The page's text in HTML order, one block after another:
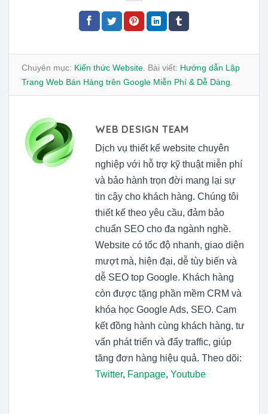
Chuyên mục: Kiến thức Website . Bài viết: Hướng dẫn Lập
Trang Web Bán Hàng trên Google Miễn Phí & Dễ Dàng
WEB DESIGN TEAM
Dịch vụ thiết kế website chuyên
nghiệp với hỗ trợ kỹ thuật miễn phí
và bảo hành trọn đời mang lại sự
tin cậy cho khách hàng. Chúng tôi
thiết kế theo yêu cầu, đảm bảo
chuẩn SEO cho đa ngành nghề.
Website có tốc độ nhanh, giao diện
mượt mà, hiện đại, dễ tùy biến và
dễ SEO top Google. Khách hàng
còn được tặng phần mềm CRM và
khóa học Google Ads, SEO. Cam
kết đồng hành cùng khách hàng, tư
vấn phát triển và đẩy traffic, giúp
tăng đơn hàng hiệu quả. Theo dõi:
Twitter, Fanpage, Youtube